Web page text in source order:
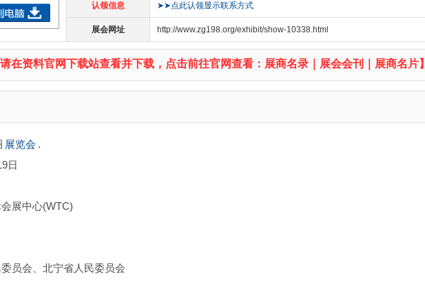
认领信息 ➤➤点此认领显示联系方式
展会网址 http://www.zg198.org/exhibit/show-10338.html
在资料官网下载站查看并下载，点击前往官网查看：展商名录｜展会会刊｜展商名片】
展览会 .
日
展中心(WTC)
员会、北宁省人民委员会